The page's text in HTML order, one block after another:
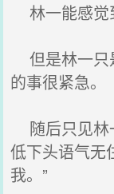
林一能感觉
但是林一只
的事很紧急。
随后只见林
低下头语气无
我。”